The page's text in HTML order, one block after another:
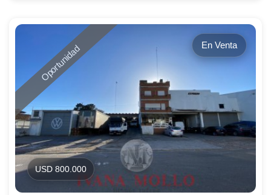
Oportunidad En Venta
USD 800.000